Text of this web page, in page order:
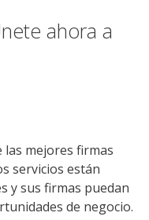
ahora a
las mejores firmas
servicios están
y sus firmas puedan
de negocio.